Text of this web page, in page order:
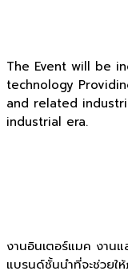
The Event will be
technology
and related
industrial era.
งานอินเตอร์แมค งานแ
แบรนด์ชั้นนำที่จะช่วยใ